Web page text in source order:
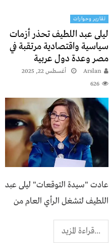
تقارير وحوارات
ليلى عبد اللطيف تحذر أزمات
سياسية واقتصادية مرتقبة في
مصر وعدة دول عربية
Arslan
أغسطس 22, 2025
626
عادت "سيدة التوقعات" ليلى عبد
اللطيف لتشغل الرأي العام من
...قراءة المزيد